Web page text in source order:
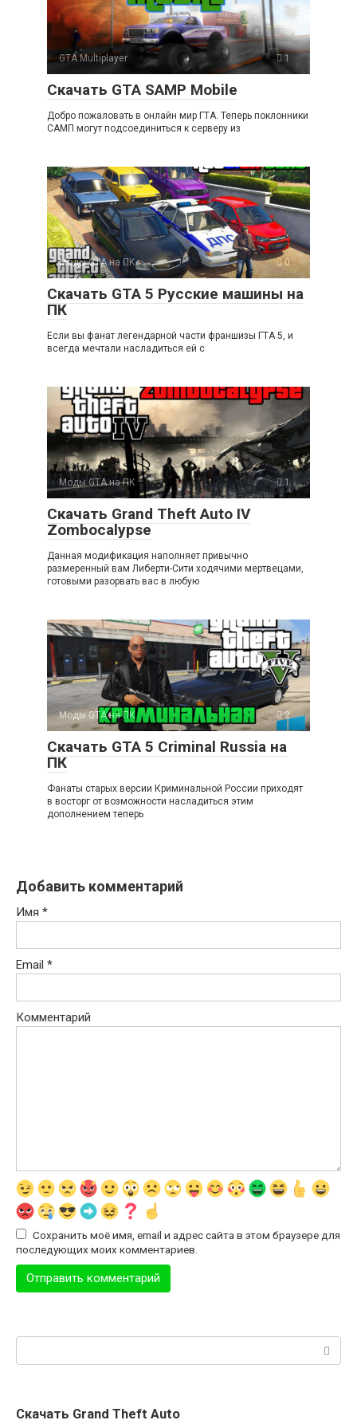
GTA Multiplayer 1
Скачать GTA SAMP Mobile
Добро пожаловать в онлайн мир ГТА. Теперь поклонники
САМП могут подсоединиться к серверу из
Моды GTA на ПK 0
Скачать GTA 5 Русские машины на
ПК
Если вы фанат легендарной части франшизы ГТА 5, и
всегда мечтали насладиться ей с
Моды GTA на ПK 1
Скачать Grand Theft Auto IV
Zombocalypse
Данная модификация наполняет привычно
размеренный вам Либерти-Сити ходячими мертвецами,
готовыми разорвать вас в любую
Моды GTA на ПK 2
Скачать GTA 5 Criminal Russia на
ПК
Фанаты старых версии Криминальной России приходят
в восторг от возможности насладиться этим
дополнением теперь
Добавить комментарий
Имя *
Email *
Комментарий
Сохранить моё имя, email и адрес сайта в этом браузере для
последующих моих комментариев.
Поиск:
Скачать Grand Theft Auto